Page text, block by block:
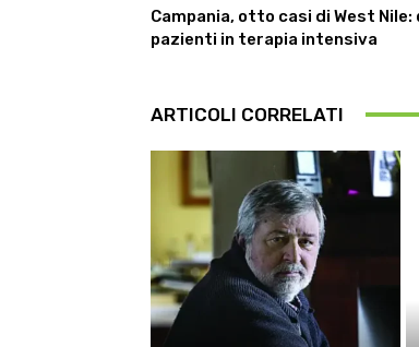
Campania, otto casi di West
pazienti in terapia intensiva
ARTICOLI CORRELATI